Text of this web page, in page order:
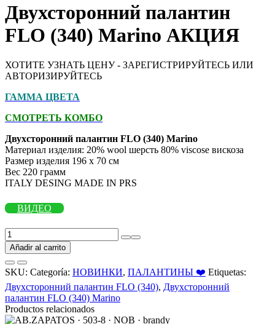
Двухсторонний палантин
FLO (340) Marino АКЦИЯ
ХОТИТЕ УЗНАТЬ ЦЕНУ - ЗАРЕГИСТРИРУЙТЕСЬ ИЛИ
АВТОРИЗИРУЙТЕСЬ
ГАММА ЦВЕТА
СМОТРЕТЬ КОМБО
Двухсторонний палантин FLO (340) Marino
Материал изделия: 20% wool шерсть 80% viscose вискоза
Размер изделия 196 х 70 см
Вес 220 грамм
ITALY DESING MADE IN PRS
ВИДЕО
Двухсторонний
палантин
FLO
(340)
Marino
АКЦИЯ
cantidad
Añadir al carrito
SKU: Categoría: НОВИНКИ, ПАЛАНТИНЫ ❤️ Etiquetas:
Двухсторонний палантин FLO (340), Двухсторонний
палантин FLO (340) Marino
Productos relacionados